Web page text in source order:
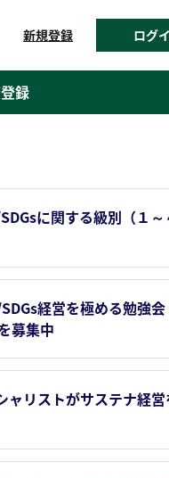
新規登録 ログ
録
に関する級別（１～
経営を極める勉強
募集中
ャリストがサステナ経